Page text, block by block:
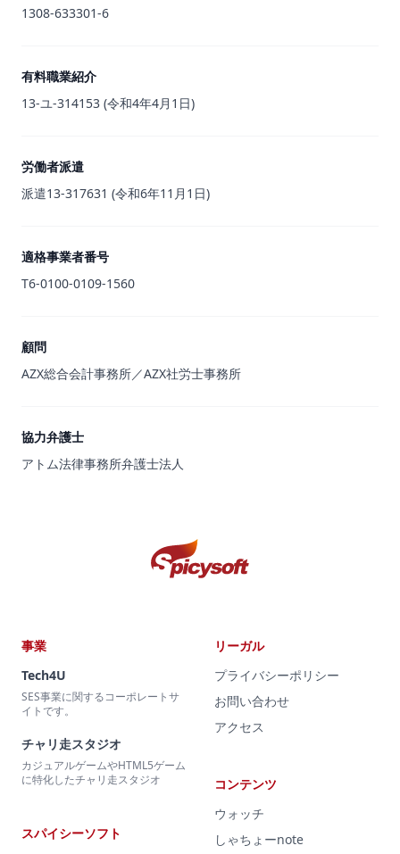
1308-633301-6
有料職業紹介
13-ユ-314153 (令和4年4月1日)
労働者派遣
派遣13-317631 (令和6年11月1日)
適格事業者番号
T6-0100-0109-1560
顧問
AZX総合会計事務所／AZX社労士事務所
協力弁護士
アトム法律事務所弁護士法人
事業
Tech4U
SES事業に関するコーポレートサ
イトです。
チャリ走スタジオ
カジュアルゲームやHTML5ゲーム
に特化したチャリ走スタジオ
スパイシーソフト
リーガル
プライバシーポリシー
お問い合わせ
アクセス
コンテンツ
ウォッチ
しゃちょーnote